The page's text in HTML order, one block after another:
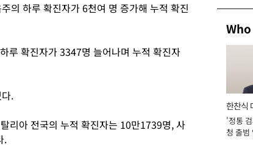
의 하루 확진자가 6천여 명 증가해 누적 확진
루 확진자가 3347명 늘어나며 누적 확진자
.
리아 전국의 누적 확진자는 10만1739명, 사
.
한찬식
서관
'정통
청 출범